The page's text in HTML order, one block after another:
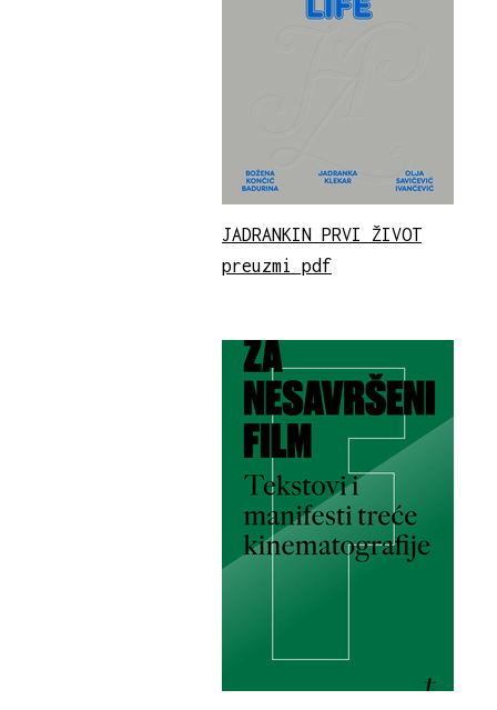
JADRANKIN PRVI ŽIVOT
preuzmi pdf